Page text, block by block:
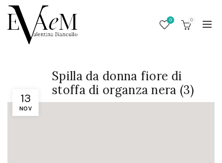
0 0
13
NOV
Spilla da donna fiore di
stoffa di organza nera (3)